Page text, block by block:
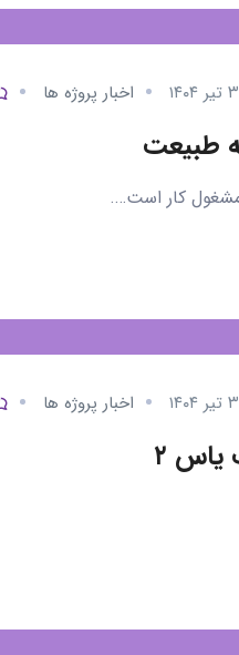
۱۴۰۴ اخبار پروژه ها
طبیعت
کار است….
۱۴۰۴ اخبار پروژه ها
۲